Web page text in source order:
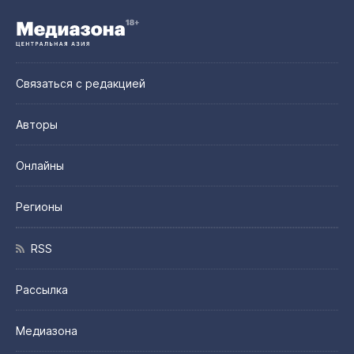
Связаться с редакцией
Авторы
Онлайны
Регионы
RSS
Рассылка
Медиазона